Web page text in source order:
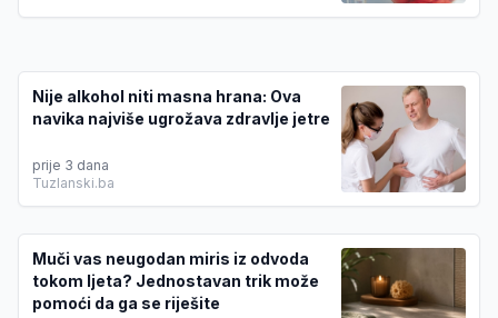
Nije alkohol niti masna hrana: Ova
navika najviše ugrožava zdravlje jetre
prije 3 dana
Tuzlanski.ba
Muči vas neugodan miris iz odvoda
tokom ljeta? Jednostavan trik može
pomoći da ga se riješite